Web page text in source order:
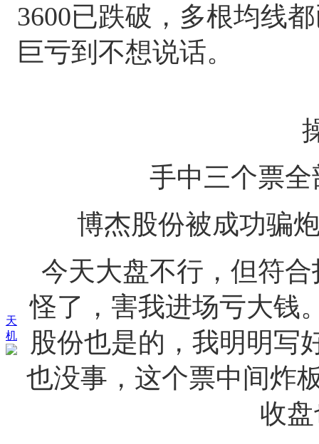
天
机
3600已跌破，多根均线
巨亏到不想说话。
手中三个票
博杰股份被成功骗
今天大盘不行，但符
怪了，害我进场亏大钱
股份也是的，我明明写
也没事，这个票中间炸
收